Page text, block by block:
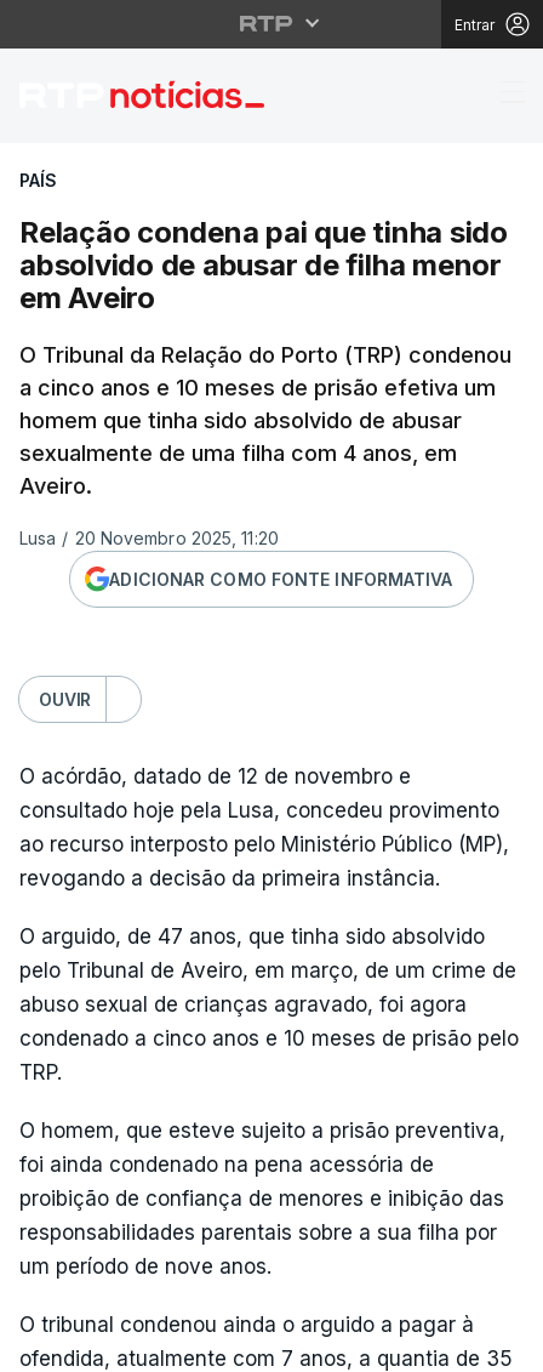
Entrar
Relação condena pai
PAÍS
Relação condena pai que tinha sido
absolvido de abusar de filha menor
em Aveiro
O Tribunal da Relação do Porto (TRP) condenou
a cinco anos e 10 meses de prisão efetiva um
homem que tinha sido absolvido de abusar
sexualmente de uma filha com 4 anos, em
Aveiro.
Lusa / 20 Novembro 2025, 11:20
ADICIONAR COMO FONTE INFORMATIVA
OUVIR
O acórdão, datado de 12 de novembro e
consultado hoje pela Lusa, concedeu provimento
ao recurso interposto pelo Ministério Público (MP),
revogando a decisão da primeira instância.
O arguido, de 47 anos, que tinha sido absolvido
pelo Tribunal de Aveiro, em março, de um crime de
abuso sexual de crianças agravado, foi agora
condenado a cinco anos e 10 meses de prisão pelo
TRP.
O homem, que esteve sujeito a prisão preventiva,
foi ainda condenado na pena acessória de
proibição de confiança de menores e inibição das
responsabilidades parentais sobre a sua filha por
um período de nove anos.
O tribunal condenou ainda o arguido a pagar à
ofendida, atualmente com 7 anos, a quantia de 35